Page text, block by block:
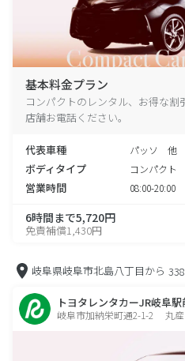
基本料金プラン
コンパクトのレンタル、お得な
店舗お電話ください。
代表車種 パッソ 他
ボディタイプ コンパクト
営業時間 08:00-20:00
6時間まで5,720円
免責補償1,430円
岐阜県岐阜市北島八丁目から
トヨタレンタカーJR岐阜駅
岐阜市加納栄町通2-1-2 丸産